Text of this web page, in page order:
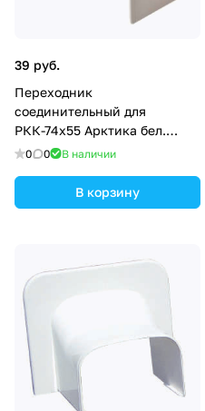
39 руб.
Переходник
соединительный для
РКК-74х55 Арктика бел.
Ruvinil ПРС-74х55
0 0 В наличии
В корзину